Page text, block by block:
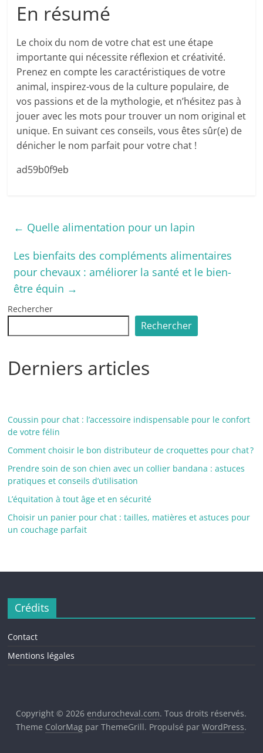
En résumé
Le choix du nom de votre chat est une étape
importante qui nécessite réflexion et créativité.
Prenez en compte les caractéristiques de votre
animal, inspirez-vous de la culture populaire, de
vos passions et de la mythologie, et n’hésitez pas à
jouer avec les mots pour trouver un nom original et
unique. En suivant ces conseils, vous êtes sûr(e) de
dénicher le nom parfait pour votre chat !
ad59b0f9eb
← Quelle alimentation pour un lapin
Les bienfaits des compléments alimentaires
pour chevaux : améliorer la santé et le bien-
être équin →
Rechercher
Rechercher
Derniers articles
Coussin pour chat : l’accessoire indispensable pour le confort
de votre félin
Comment choisir le bon distributeur de croquettes pour chat ?
Prendre soin de son chien avec un collier bandana : astuces
pratiques et conseils d’utilisation
L’équitation à tout âge et en sécurité
Choisir un panier pour chat : tailles, matières et astuces pour
un couchage parfait
Crédits
Contact
Mentions légales
Copyright © 2026 endurocheval.com. Tous droits réservés.
Theme ColorMag par ThemeGrill. Propulsé parWordPress.